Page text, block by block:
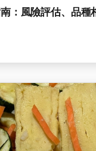
：風險評估、品種